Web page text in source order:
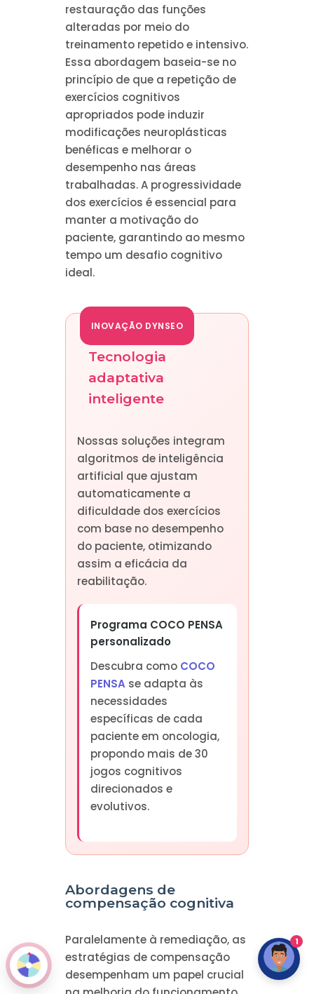
restauração das funções
alteradas por meio do
treinamento repetido e intensivo.
Essa abordagem baseia-se no
princípio de que a repetição de
exercícios cognitivos
apropriados pode induzir
modificações neuroplásticas
benéficas e melhorar o
desempenho nas áreas
trabalhadas. A progressividade
dos exercícios é essencial para
manter a motivação do
paciente, garantindo ao mesmo
tempo um desafio cognitivo
ideal.
INOVAÇÃO DYNSEO
Tecnologia
adaptativa
inteligente
Nossas soluções integram
algoritmos de inteligência
artificial que ajustam
automaticamente a
dificuldade dos exercícios
com base no desempenho
do paciente, otimizando
assim a eficácia da
reabilitação.
Programa COCO PENSA
personalizado
Descubra como COCO
PENSAse adapta às
necessidades
específicas de cada
paciente em oncologia,
propondo mais de 30
jogos cognitivos
direcionados e
evolutivos.
Abordagens de
compensação cognitiva
Paralelamente à remediação, as
estratégias de compensação
desempenham um papel crucial
1